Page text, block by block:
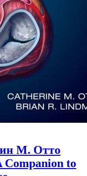
М. Отто
Companion to